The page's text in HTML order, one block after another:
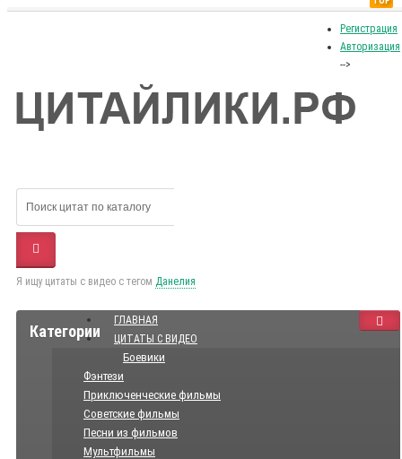
Регистрация
Авторизация
-->
Я ищу цитаты с видео с тегом Данелия
Категории
ГЛАВНАЯ
ЦИТАТЫ С ВИДЕО
Боевики
Фэнтези
Приключенческие фильмы
Советские фильмы
Песни из фильмов
Мультфильмы